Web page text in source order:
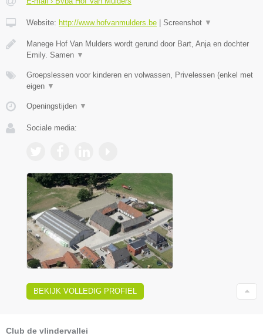
Website: http://www.hofvanmulders.be Screenshot ▼
Manege Hof Van Mulders wordt gerund door Bart, Anja en dochter
Emily. Samen ▼
Groepslessen voor kinderen en volwassen, Privelessen (enkel met
eigen ▼
Openingstijden ▼
Sociale media:
BEKIJK VOLLEDIG PROFIEL
Club de vlindervallei